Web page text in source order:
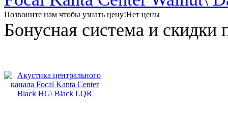
Позвоните нам чтобы узнать цену!Нет цены
Бонусная система и скидки